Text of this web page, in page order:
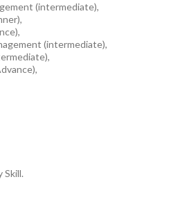
(intermediate),
),
),
(intermediate),
),
),
Skill.